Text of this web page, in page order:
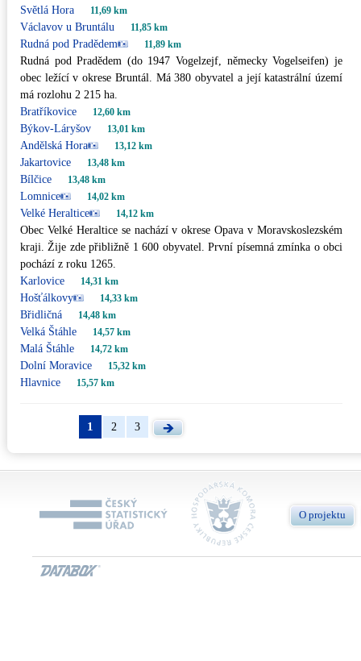
Světlá Hora
11,69 km
Václavov u Bruntálu 11,85 km
Rudná pod Pradědem 11,89 km
Rudná pod Pradědem (do 1947 Vogelzejf, německy Vogelseifen) je
obec ležící v okrese Bruntál. Má 380 obyvatel a její katastrální území
má rozlohu 2 215 ha.
Bratříkovice
12,60 km
Býkov-Láryšov 13,01 km
Andělská Hora 13,12 km
Jakartovice 13,48 km
Bílčice 13,48 km
Lomnice 14,02 km
Velké Heraltice 14,12 km
Obec Velké Heraltice se nachází v okrese Opava v Moravskoslezském
kraji. Žije zde přibližně 1 600 obyvatel. První písemná zmínka o obci
pochází z roku 1265.
Karlovice
14,31 km
Hošťálkovy 14,33 km
Břidličná 14,48 km
Velká Štáhle 14,57 km
Malá Štáhle 14,72 km
Dolní Moravice 15,32 km
Hlavnice 15,57 km
1 2 3
O projektu